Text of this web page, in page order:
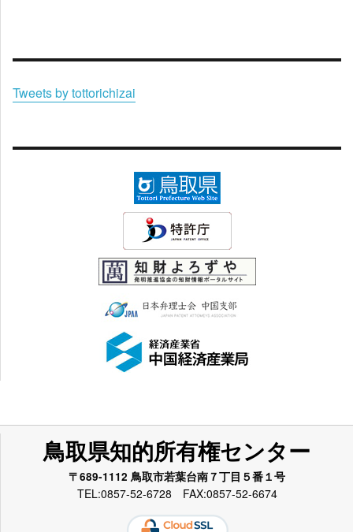
Tweets by tottorichizai
鳥取県知的所有権センター
〒689-1112 鳥取市若葉台南７丁目５番１号
TEL:0857-52-6728 FAX:0857-52-6674